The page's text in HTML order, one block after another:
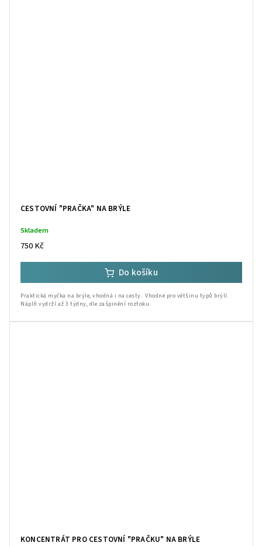
CESTOVNÍ "PRAČKA" NA BRÝLE
Skladem
750 Kč
Do košíku
Praktická myčka na brýle, vhodná i na cesty. Vhodné pro většinu typů brýlí.
KONCENTRÁT PRO CESTOVNÍ "PRAČKU" NA BRÝLE